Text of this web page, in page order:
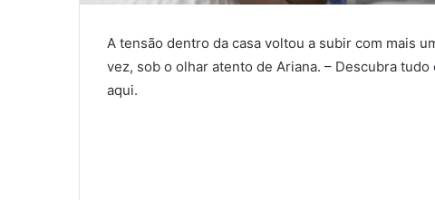
A tensão dentro da casa voltou a subir com mais
vez, sob o olhar atento de Ariana. – Descubra
aqui.